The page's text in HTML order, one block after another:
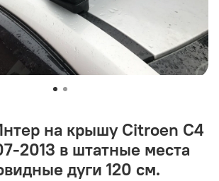
на крышу Citroen C4
2013 в штатные места
дуги 120 см.